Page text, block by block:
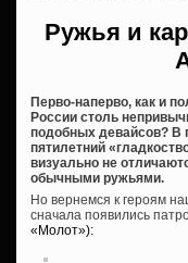
Ружья и
Перво-наперво, как и
России столь
подобных девайсов? В
пятилетний
визуально не
обычными ружьями.
Но вернемся к героям
сначала появились
«Молот»):